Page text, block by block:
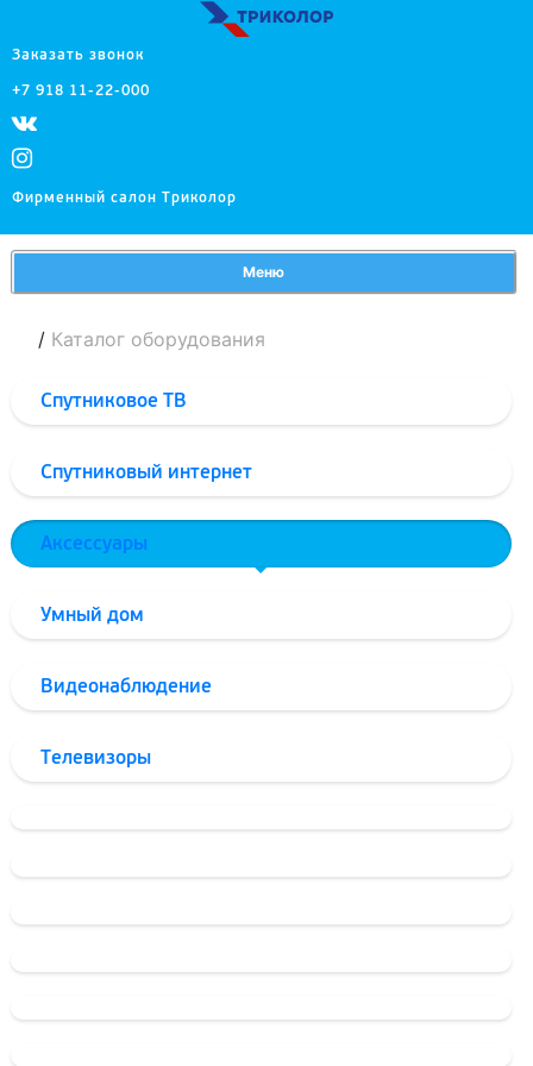
Заказать звонок
+7 918 11-22-000
Фирменный салон Триколор
Меню
/ Каталог оборудования
Спутниковое ТВ
Спутниковый интернет
Аксессуары
Умный дом
Видеонаблюдение
Телевизоры